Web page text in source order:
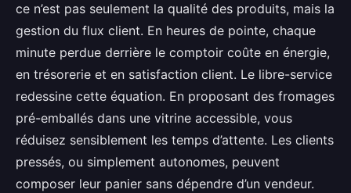
ce n’est pas seulement la qualité des produits, mais la
gestion du flux client. En heures de pointe, chaque
minute perdue derrière le comptoir coûte en énergie,
en trésorerie et en satisfaction client. Le libre-service
redessine cette équation. En proposant des fromages
pré-emballés dans une vitrine accessible, vous
réduisez sensiblement les temps d’attente. Les clients
pressés, ou simplement autonomes, peuvent
composer leur panier sans dépendre d’un vendeur.